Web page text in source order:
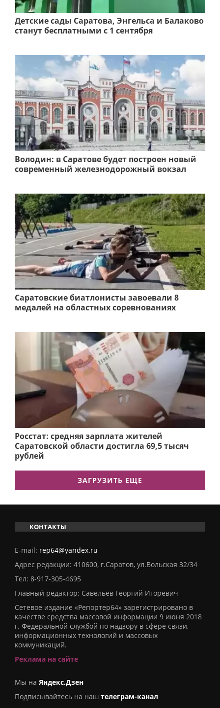
Детские сады Саратова, Энгельса и Балаково
станут бесплатными с 1 сентября
Володин: в Саратове будет построен новый
современный железнодорожный вокзал
Саратовские биатлонисты завоевали 8
медалей на областных соревнованиях
Росстат: средняя зарплата жителей
Саратовской области достигла 69,5 тысяч
рублей
ЗАГРУЗИТЬ ЕЩЕ
КОНТАКТЫ
E-mail: rep64@yandex.ru
Адрес редакции: 410600, г.Саратов, ул.Вольская 32/34
Тел: 8-917-305-4695
Главный редактор: Савельев Георгий Игоревич
Сетевое издание «Репортер64» зарегистрировано в
качестве средства массовой информации 9 июня 2018
г. Федеральной службой по надзору в сфере связи,
информационных технологий и массовых
коммуникаций.
Реклама на сайте
Мы на Яндекс.Дзен
Подписывайтесь на наш телеграм-канал